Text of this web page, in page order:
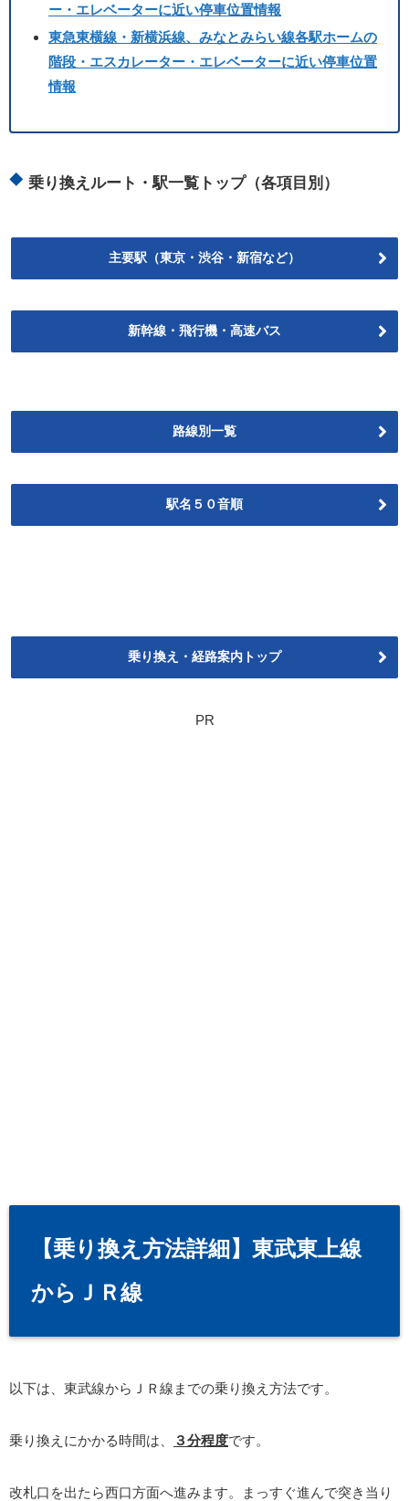
ー・エレベーターに近い停車位置情報
東急東横線・新横浜線、みなとみらい線各駅ホームの
階段・エスカレーター・エレベーターに近い停車位置
情報
乗り換えルート・駅一覧トップ（各項目別）
主要駅（東京・渋谷・新宿など）
新幹線・飛行機・高速バス
路線別一覧
駅名５０音順
乗り換え・経路案内トップ
PR
【乗り換え方法詳細】東武東上線
からＪＲ線
以下は、東武線からＪＲ線までの乗り換え方法です。
乗り換えにかかる時間は、 ３分程度です。
改札口を出たら西口方面へ進みます。まっすぐ進んで突き当り